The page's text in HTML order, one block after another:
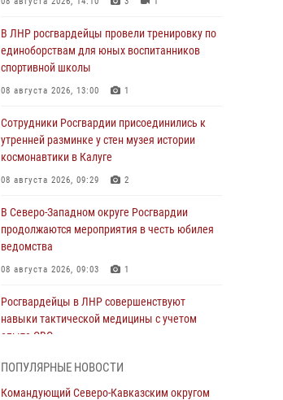
В ЛНР росгвардейцы провели тренировку по
единоборствам для юных воспитанников
спортивной школы
08 августа 2026, 13:00 1
Сотрудники Росгвардии присоединились к
утренней разминке у стен музея истории
космонавтики в Калуге
08 августа 2026, 09:29 2
В Северо-Западном округе Росгвардии
продолжаются мероприятия в честь юбилея
ведомства
08 августа 2026, 09:03 1
Росгвардейцы в ЛНР совершенствуют
навыки тактической медицины с учетом
опыта СВО
Росгвардейцы обеспечили безопасность
ПОПУЛЯРНЫЕ НОВОСТИ
Командующий Северо-Кавказским округом